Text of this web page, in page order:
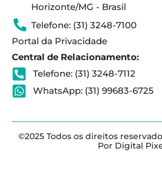
Horizonte/MG - Brasil
Telefone: (31) 3248-7100
Portal da Privacidade
Central de Relacionamento:
Telefone: (31) 3248-7112
WhatsApp: (31) 99683-6725
©2025 Todos os direitos
Por Digital